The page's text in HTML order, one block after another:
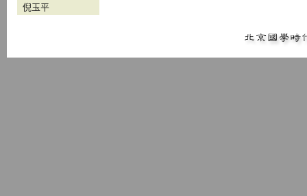
倪玉平